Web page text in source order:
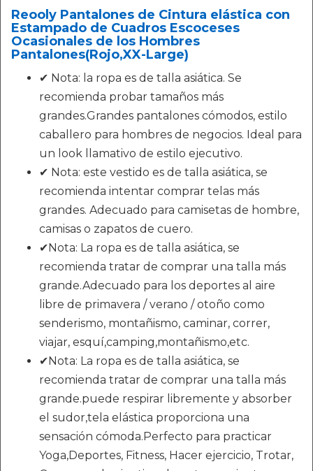
Reooly Pantalones de Cintura elástica con
Estampado de Cuadros Escoceses
Ocasionales de los Hombres
Pantalones(Rojo,XX-Large)
✔ Nota: la ropa es de talla asiática. Se
recomienda probar tamaños más
grandes.Grandes pantalones cómodos, estilo
caballero para hombres de negocios. Ideal para
un look llamativo de estilo ejecutivo.
✔ Nota: este vestido es de talla asiática, se
recomienda intentar comprar telas más
grandes. Adecuado para camisetas de hombre,
camisas o zapatos de cuero.
✔Nota: La ropa es de talla asiática, se
recomienda tratar de comprar una talla más
grande.Adecuado para los deportes al aire
libre de primavera / verano / otoño como
senderismo, montañismo, caminar, correr,
viajar, esquí,camping,montañismo,etc.
✔Nota: La ropa es de talla asiática, se
recomienda tratar de comprar una talla más
grande.puede respirar libremente y absorber
el sudor,tela elástica proporciona una
sensación cómoda.Perfecto para practicar
Yoga,Deportes, Fitness, Hacer ejercicio, Trotar,